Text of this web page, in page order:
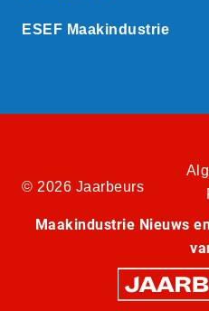
ESEF Maakindustrie
© 2026 Jaarbeurs
Maakindustrie Nieuws